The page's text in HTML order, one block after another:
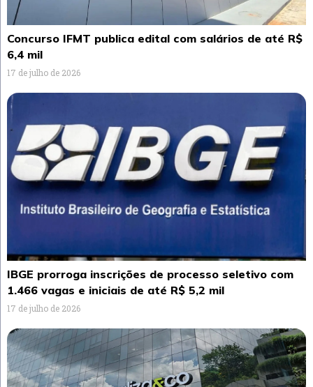
Concurso IFMT publica edital com salários de até R$
6,4 mil
17 de julho de 2026
IBGE prorroga inscrições de processo seletivo com
1.466 vagas e iniciais de até R$ 5,2 mil
17 de julho de 2026